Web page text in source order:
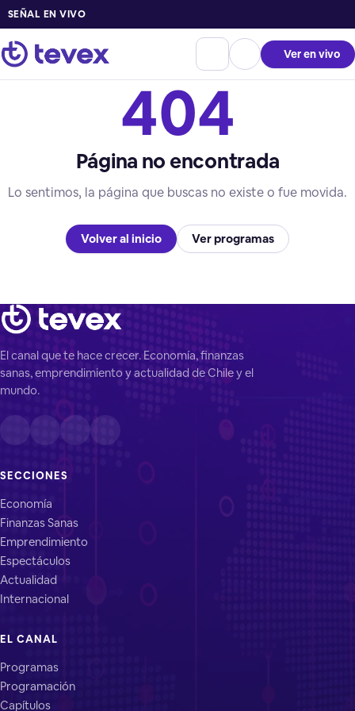
SEÑAL EN VIVO
Ver en vivo
404
Página no encontrada
Lo sentimos, la página que buscas no existe o fue movida.
Volver al inicio Ver programas
El canal que te hace crecer. Economía, finanzas
sanas, emprendimiento y actualidad de Chile y el
mundo.
SECCIONES
Economía
Finanzas Sanas
Emprendimiento
Espectáculos
Actualidad
Internacional
EL CANAL
Programas
Programación
Capítulos